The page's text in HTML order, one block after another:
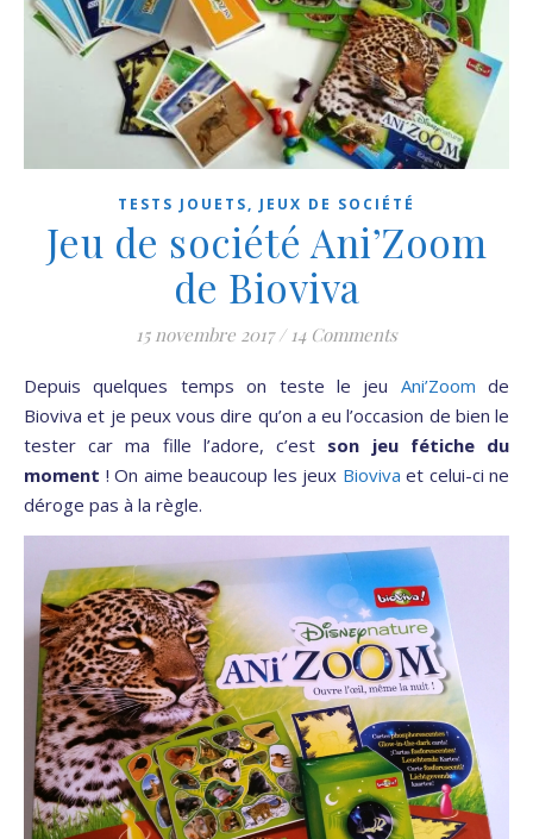
TESTS JOUETS, JEUX DE SOCIÉTÉ
Jeu de société Ani’Zoom
de Bioviva
15 novembre 2017 / 14 Comments
Depuis quelques temps on teste le jeu Ani’Zoom de
Bioviva et je peux vous dire qu’on a eu l’occasion de bien le
tester car ma fille l’adore, c’est son jeu fétiche du
moment ! On aime beaucoup les jeux Bioviva et celui-ci ne
déroge pas à la règle.